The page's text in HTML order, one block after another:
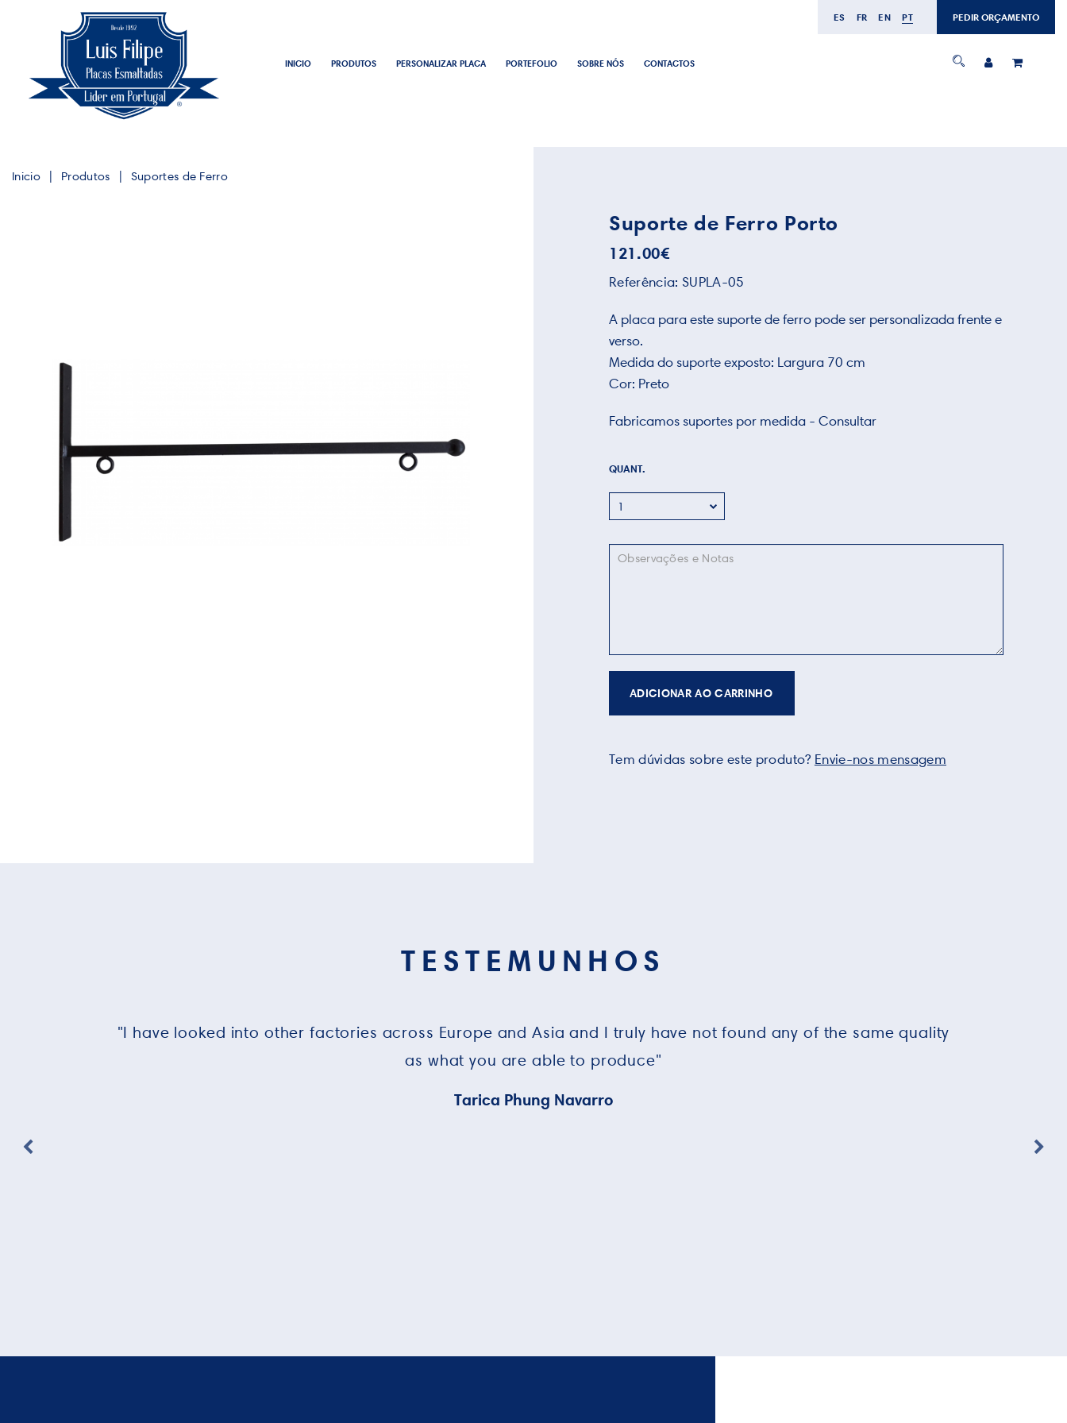
INICIO PRODUTOS PERSONALIZAR PLACA PORTEFOLIO SOBRE NÓS CONTACTOS
ES FR EN PT PEDIR ORÇAMENTO
Inicio Produtos Suportes de Ferro
Suporte de Ferro Porto
121.00€
Referência: SUPLA-05
A placa para este suporte de ferro pode ser personalizada frente e
verso.
Medida do suporte exposto: Largura 70 cm
Cor: Preto
Fabricamos suportes por medida - Consultar
QUANT.
ADICIONAR AO CARRINHO
Tem dúvidas sobre este produto? Envie-nos mensagem
TESTEMUNHOS
"I have looked into other factories across Europe and Asia and I truly have not found any of the same quality
as what you are able to produce"
Tarica Phung Navarro